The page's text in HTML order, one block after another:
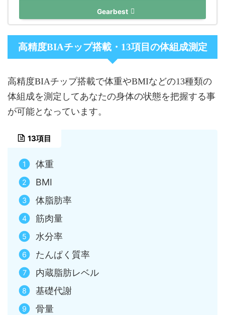
Gearbest
高精度BIAチップ搭載・13項目の体組成測定
高精度BIAチップ搭載で体重やBMIなどの13種類の
体組成を測定してあなたの身体の状態を把握する事
が可能となっています。
13項目
体重
BMI
体脂肪率
筋肉量
水分率
たんぱく質率
内蔵脂肪レベル
基礎代謝
骨量